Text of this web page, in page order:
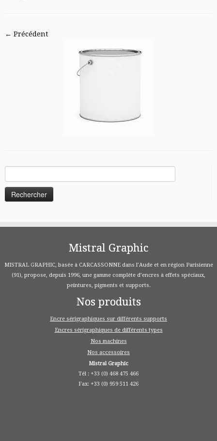
← Précédent
Mistral Graphic
MISTRAL GRAPHIC, basée à CARCASSONNE dans l’Aude et en région Parisienne
(91), propose, depuis 1996, une gamme complète d’encres à effets spéciaux,
peintures, pigments et supports.
Nos produits
Encre sérigraphiques sur différents supports
Encres sérigraphiques de différents types
Nos machines
Nos accessoires
Mistral Graphic
Tél : +33 (0) 468 475 466
Fax: +33 (0) 959 511 426